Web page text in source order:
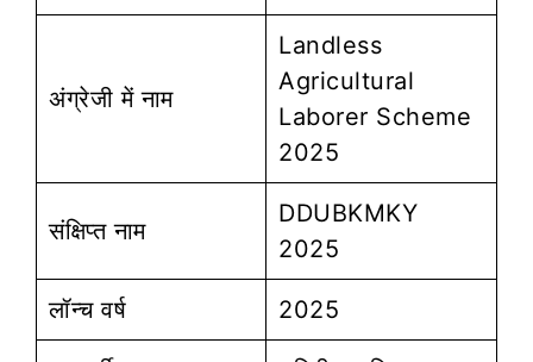
अंग्रेजी में नाम
Landless
Agricultural
Laborer Scheme
2025
संक्षिप्त नाम
DDUBKMKY
2025
लॉन्च वर्ष 2025